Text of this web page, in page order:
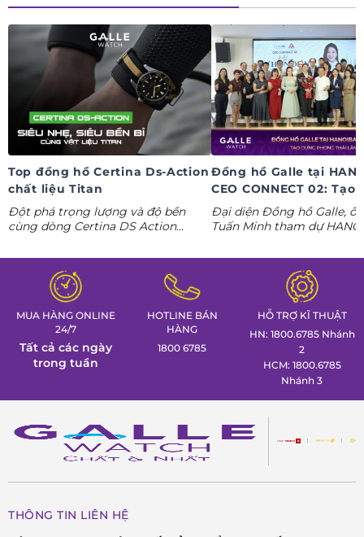
Top đồng hồ Certina Ds-Action
chất liệu Titan
Đột phá trọng lượng và độ bền
cùng dòng Certina DS Action
tác thể thao cá tính nhất trong
Tuần lễ đồng hồ Thụy Sỹ cùng
Đồng hồ Galle!
Đồng hồ Galle tại
CEO CONNECT 02: Tạo
phong thái lãnh đạo kỷ
nguyên AI
Đại diện Đồng hồ Galle,
Tuấn Minh tham dự
gian trưng bày đồng hồ
định hình phong thái lãnh
MUA HÀNG ONLINE
24/7
Tất cả các ngày
trong tuần
HOTLINE BÁN
HÀNG
1800 6785
HỖ TRỢ KĨ THUẬT
HN: 1800.6785 Nhánh
2
HCM: 1800.6785
Nhánh 3
THÔNG TIN LIÊN HỆ